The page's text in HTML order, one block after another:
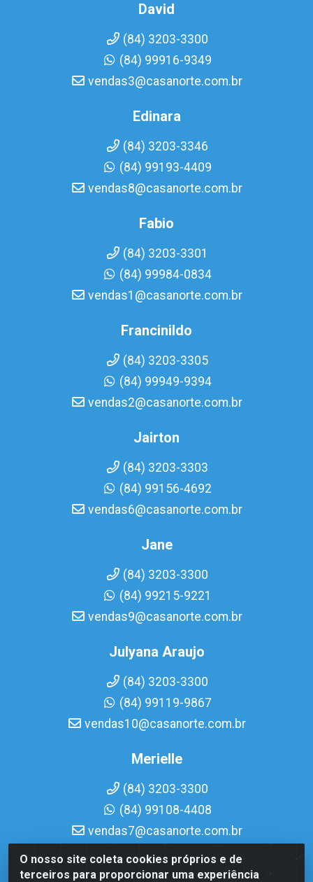
O nosso site coleta cookies próprios e de
terceiros para proporcionar uma experiência
David
(84) 3203-3300
(84) 99916-9349
vendas3@casanorte.com.br
Edinara
(84) 3203-3346
(84) 99193-4409
vendas8@casanorte.com.br
Fabio
(84) 3203-3301
(84) 99984-0834
vendas1@casanorte.com.br
Francinildo
(84) 3203-3305
(84) 99949-9394
vendas2@casanorte.com.br
Jairton
(84) 3203-3303
(84) 99156-4692
vendas6@casanorte.com.br
Jane
(84) 3203-3300
(84) 99215-9221
vendas9@casanorte.com.br
Julyana Araujo
(84) 3203-3300
(84) 99119-9867
vendas10@casanorte.com.br
Merielle
(84) 3203-3300
(84) 99108-4408
vendas7@casanorte.com.br
Casa Norte LTDA - Av. Interventor Mário Câmara, 1815 -